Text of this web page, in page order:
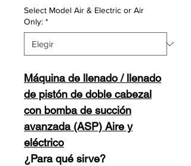
Select Model Air & Electric or Air
Only: *
Máquina de llenado / llenado
de pistón de doble cabezal
con bomba de succión
avanzada (ASP) Aire y
eléctrico
¿Para qué sirve?